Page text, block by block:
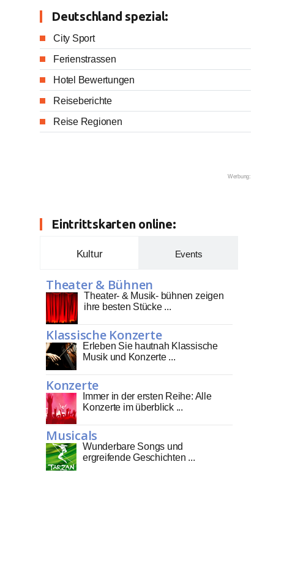
Deutschland spezial:
City Sport
Ferienstrassen
Hotel Bewertungen
Reiseberichte
Reise Regionen
Werbung:
Eintrittskarten online:
Kultur Events
Theater & Bühnen
Theater- & Musik- bühnen zeigen
ihre besten Stücke ...
Klassische Konzerte
Erleben Sie hautnah Klassische
Musik und Konzerte ...
Konzerte
Immer in der ersten Reihe: Alle
Konzerte im überblick ...
Musicals
Wunderbare Songs und
ergreifende Geschichten ...